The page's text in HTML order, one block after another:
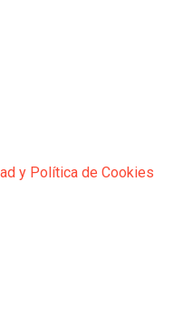
y Política de Cookies